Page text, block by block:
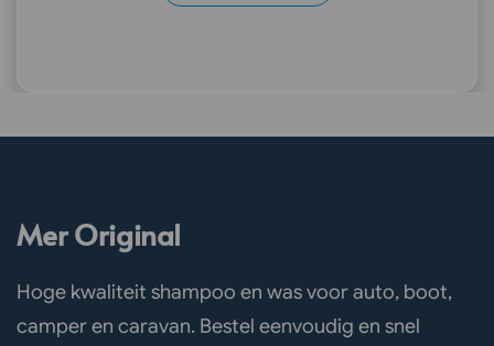
Mer Original
Hoge kwaliteit shampoo en was voor auto, boot,
camper en caravan. Bestel eenvoudig en snel